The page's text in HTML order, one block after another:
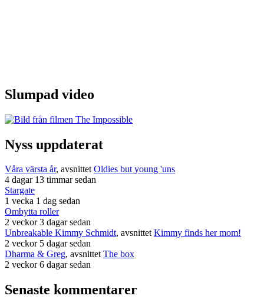
Slumpad video
Nyss uppdaterat
Våra värsta år, avsnittetOldies but young 'uns
4 dagar 13 timmar sedan
Stargate
1 vecka 1 dag sedan
Ombytta roller
2 veckor 3 dagar sedan
Unbreakable Kimmy Schmidt, avsnittetKimmy finds her mom!
2 veckor 5 dagar sedan
Dharma & Greg, avsnittetThe box
2 veckor 6 dagar sedan
Senaste kommentarer